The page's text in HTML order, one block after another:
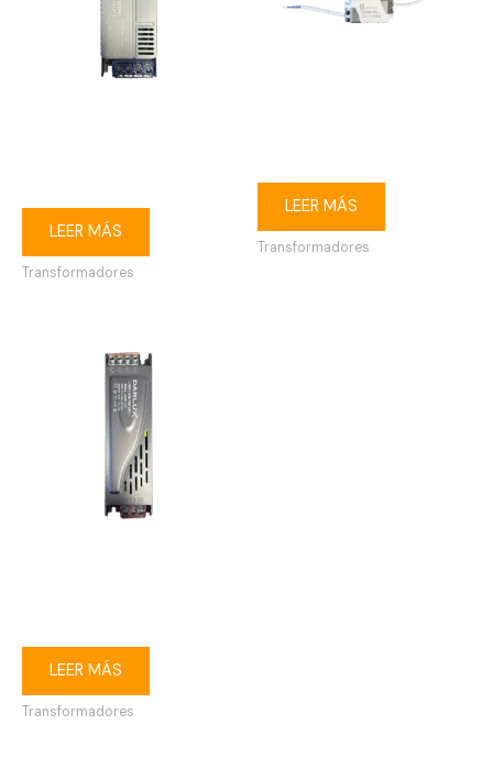
LEER MÁS
Transformadores
LEER MÁS
Transformadores
LEER MÁS
Transformadores